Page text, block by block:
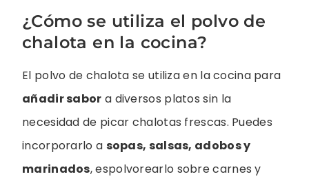
¿Cómo se utiliza el polvo de
chalota en la cocina?
El polvo de chalota se utiliza en la cocina para
añadir sabor a diversos platos sin la
necesidad de picar chalotas frescas. Puedes
incorporarlo a sopas, salsas, adobos y
marinados, espolvorearlo sobre carnes y